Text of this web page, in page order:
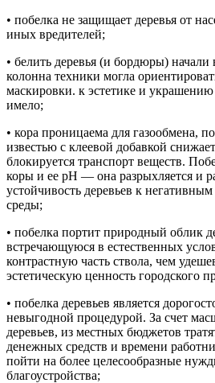
• побелка не защищает деревья от
иных вредителей;
• белить деревья (и бордюры)
колонна техники могла
маскировки. к эстетике и украшению
имело;
• кора проницаема для газообмена,
известью с клеевой добавкой
блокируется транспорт веществ.
коры и ее pH — она разрыхляется и
устойчивость деревьев к
среды;
• побелка портит природный облик
встречающуюся в естественных
контрастную часть ствола, чем
эстетическую ценность городского
• побелка деревьев является
невыгодной процедурой. За счет
деревьев, из местных бюджетов
денежных средств и времени
пойти на более целесообразные
благоустройства;